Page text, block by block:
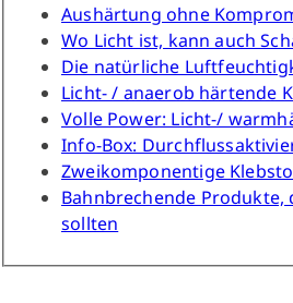
Aushärtung ohne
Wo Licht ist, kann auch
Die natürliche
Licht- / anaerob härtende
Volle Power: Licht-/
Info-Box:
Zweikomponentige
Bahnbrechende Produkte,
sollten